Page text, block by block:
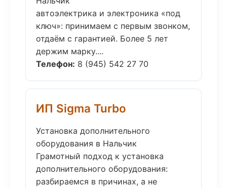
автоэлектрика и электроника «под
ключ»: принимаем с первым звонком,
отдаём с гарантией. Более 5 лет
держим марку....
Телефон: 8 (945) 542 27 70
ИП Sigma Turbo
Установка дополнительного
оборудования в Нальчик
Грамотный подход к установка
дополнительного оборудования:
разбираемся в причинах, а не